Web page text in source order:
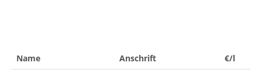
Name Anschrift
€/l